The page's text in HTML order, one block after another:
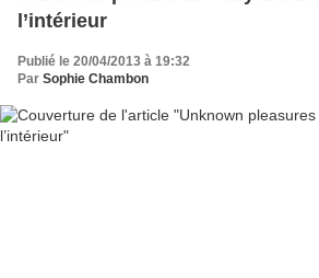
l’intérieur
Publié le 20/04/2013 à 19:32
Par Sophie Chambon